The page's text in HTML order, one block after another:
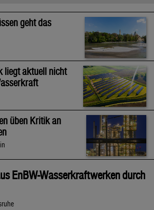
geht das
liegt aktuell nicht
üben Kritik an
EnBW-Wasserkraftwerken durch